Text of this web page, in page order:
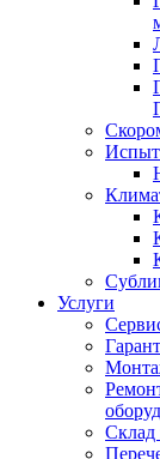
Услуги
Склад